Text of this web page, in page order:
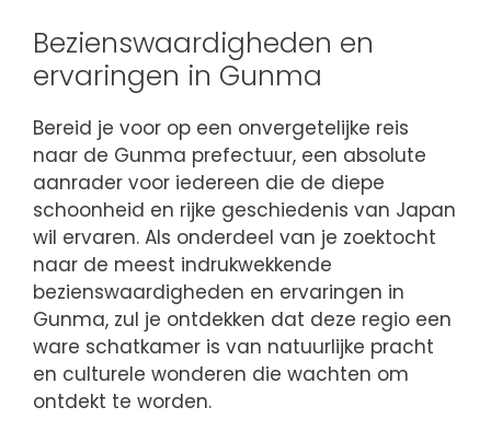
Bezienswaardigheden en
ervaringen in Gunma
Bereid je voor op een onvergetelijke reis
naar de Gunma prefectuur, een absolute
aanrader voor iedereen die de diepe
schoonheid en rijke geschiedenis van Japan
wil ervaren. Als onderdeel van je zoektocht
naar de meest indrukwekkende
bezienswaardigheden en ervaringen in
Gunma, zul je ontdekken dat deze regio een
ware schatkamer is van natuurlijke pracht
en culturele wonderen die wachten om
ontdekt te worden.